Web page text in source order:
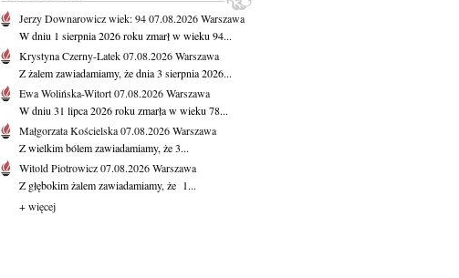
Jerzy Downarowiczwiek: 9407.08.2026Warszawa
W dniu 1 sierpnia 2026 roku zmarł w wieku 94...
Krystyna Czerny-Latek07.08.2026Warszawa
Z żalem zawiadamiamy, że dnia 3 sierpnia 2026...
Ewa Wolińska-Witort07.08.2026Warszawa
W dniu 31 lipca 2026 roku zmarła w wieku 78...
Małgorzata Kościelska07.08.2026Warszawa
Z wielkim bólem zawiadamiamy, że 3...
Witold Piotrowicz07.08.2026Warszawa
Z głębokim żalem zawiadamiamy, że 1...
+ więcej